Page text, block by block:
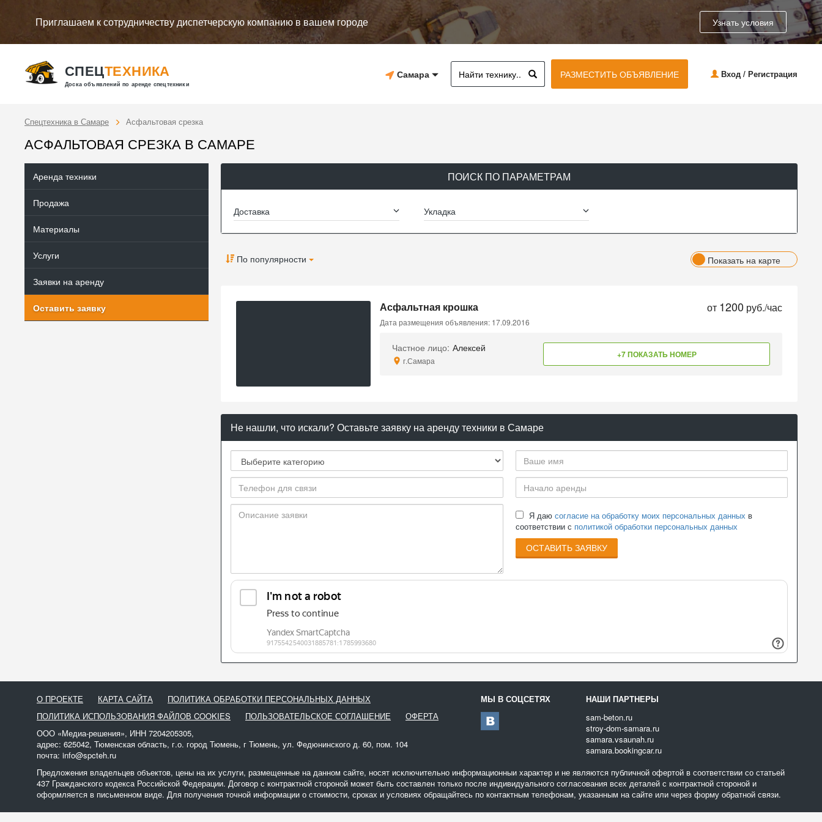
Приглашаем к сотрудничеству диспетчерскую компанию в вашем городе Узнать условия
СПЕЦТЕХНИКА
Доска объявлений по аренде спецтехники
Самара РАЗМЕСТИТЬ ОБЪЯВЛЕНИЕ Вход / Регистрация
Спецтехника в Самаре Асфальтовая срезка
АСФАЛЬТОВАЯ СРЕЗКА В САМАРЕ
Аренда техники
Продажа
Материалы
Услуги
Заявки на аренду
Оставить заявку
ПОИСК ПО ПАРАМЕТРАМ
Доставка Укладка
По популярности Показать на карте
Асфальтная крошка от 1200 руб./час
Дата размещения объявления: 17.09.2016
Частное лицо: Алексей
г.Самара
+7 ПОКАЗАТЬ НОМЕР
Не нашли, что искали? Оставьте заявку на аренду техники в Самаре
Я даю согласие на обработку моих персональных данных в
соответствии с политикой обработки персональных данных
ОСТАВИТЬ ЗАЯВКУ
О ПРОЕКТЕ КАРТА САЙТА
ПОЛИТИКА ОБРАБОТКИ ПЕРСОНАЛЬНЫХ ДАННЫХ
ПОЛИТИКА ИСПОЛЬЗОВАНИЯ ФАЙЛОВ COOKIES
ПОЛЬЗОВАТЕЛЬСКОЕ СОГЛАШЕНИЕ
ОФЕРТА
ООО «Медиа-решения», ИНН 7204205305,
адрес: 625042, Тюменская область, г.о. город Тюмень, г Тюмень, ул. Федюнинского д. 60, пом. 104
почта: info@spcteh.ru
МЫ В СОЦСЕТЯХ
НАШИ ПАРТНЕРЫ
sam-beton.ru
stroy-dom-samara.ru
samara.vsaunah.ru
samara.bookingcar.ru
Предложения владельцев объектов, цены на их услуги, размещенные на данном сайте, носят исключительно информационныи характер и не являются публичной офертой в соответствии со статьей
437 Гражданского кодекса Российской Федерации. Договор с контрактной стороной может быть составлен только после индивидуального согласования всех деталей с контрактной стороной и
оформляется в письменном виде. Для получения точной информации о стоимости, сроках и условиях обращайтесь по контактным телефонам, указанным на сайте или через форму обратной связи.